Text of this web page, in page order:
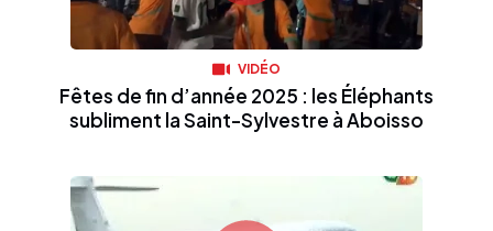
VIDÉO
Fêtes de fin d’année 2025 : les Éléphants
subliment la Saint-Sylvestre à Aboisso